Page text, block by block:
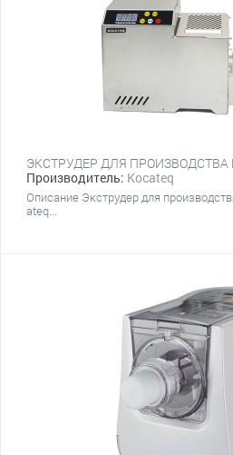
Производитель: Kocateq
Описание Экструдер для
ateq...